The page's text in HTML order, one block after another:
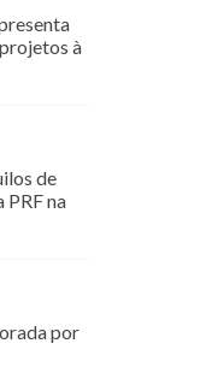
à
de
PRF na
por